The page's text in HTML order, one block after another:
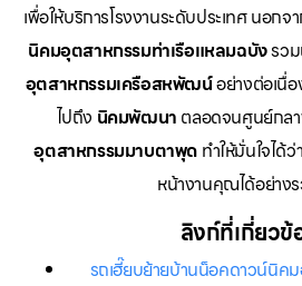
เพื่อให้บริการโรงงานระดับประเทศ นอกจ
นิคมอุตสาหกรรมท่าเรือแหลมฉบังรวม
อุตสาหกรรมเครือสหพัฒน์อย่างต่อเนื่อ
ไปถึง นิคมพัฒนา ตลอดจนศูนย์กลา
อุตสาหกรรมมาบตาพุด ทำให้มั่นใจได้
หน้างานคุณได้อย่างร
ลิงก์ที่เกี่ยวข้
รถเฮี๊ยบย้ายบ้านน็อคดาวน์นิค